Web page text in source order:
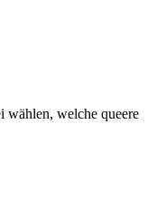
wählen, welche queere